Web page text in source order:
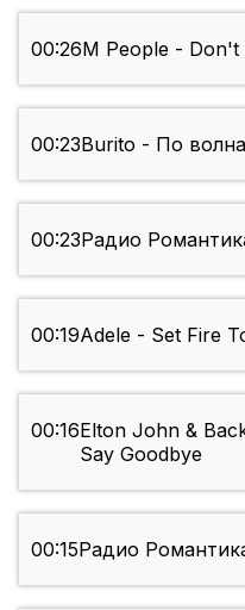
00:26M People -
00:23Burito - По
00:23Радио
00:19Adele - Set Fire
00:16Elton John &
Say Goodbye
00:15Радио